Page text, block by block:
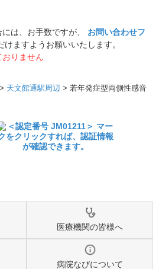
は、お手数ですが、 お問い合わせフ
ますようお願いいたします。
りません
> 天文館通駅周辺 > 若年発症型両側性感音
医療機関の皆様へ
病院なびについて